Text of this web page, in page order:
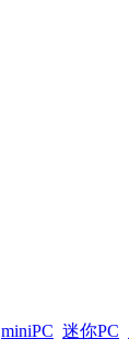
miniPC 迷你PC